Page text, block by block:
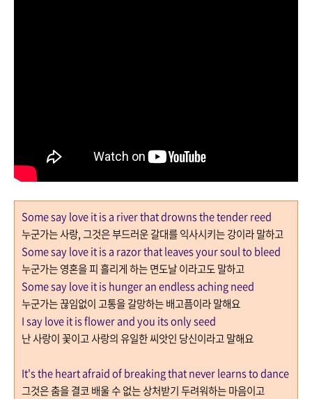
Some say love it is a river that drowns the tender reed
누군가는 사랑,그것은 부드러운 갈대를 익사시키는 강이라 말하고
Some say love it is a razor that leaves your soul to bleed
누군가는 영혼을 피 흘리게 하는 면도날 이라고도 말하고
Some say love it is hunger an endless aching need
누군가는 끊임없이 고통을 갈망하는 배고픔이라 말해요
I say love it is flower and you its only seed
난 사랑이 꽃이고 사랑의 유일한 씨앗인 당신이라고 말해요
It's the heart afraid of breaking that never learns to dance
그것은 춤을 결코 배울 수 없는 상처받기 두려워하는 마음이고